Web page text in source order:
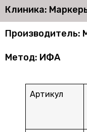
Клиника:
Производитель:
Метод: ИФА
Артикул